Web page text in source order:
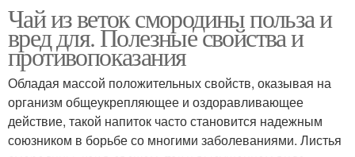
Чай из веток смородины польза и
вред для. Полезные свойства и
противопоказания
Обладая массой положительных свойств, оказывая на
организм общеукрепляющее и оздоравливающее
действие, такой напиток часто становится надежным
союзником в борьбе со многими заболеваниями. Листья